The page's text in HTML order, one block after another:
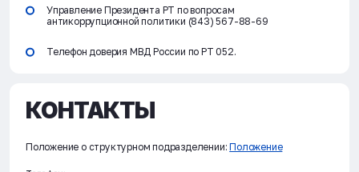
Управление Президента РТ по вопросам
антикоррупционной политики (843) 567-88-69
Телефон доверия МВД России по РТ 052.
КОНТАКТЫ
Положение о структурном подразделении:Положение